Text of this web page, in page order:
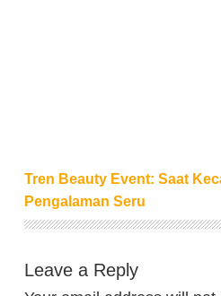
Tren Beauty Event: Saat
Pengalaman Seru
Leave a Reply